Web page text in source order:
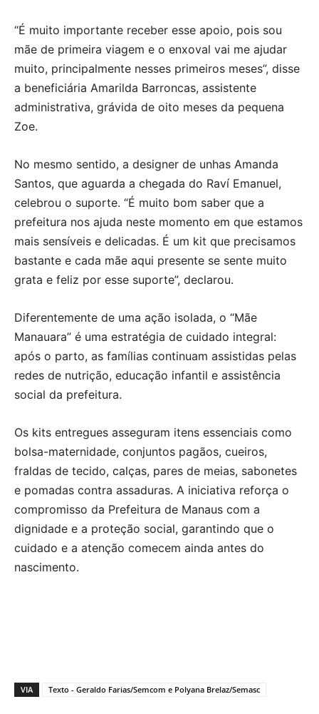
“É muito importante receber esse apoio, pois sou
mãe de primeira viagem e o enxoval vai me ajudar
muito, principalmente nesses primeiros meses”, disse
a beneficiária Amarilda Barroncas, assistente
administrativa, grávida de oito meses da pequena
Zoe.
No mesmo sentido, a designer de unhas Amanda
Santos, que aguarda a chegada do Raví Emanuel,
celebrou o suporte. “É muito bom saber que a
prefeitura nos ajuda neste momento em que estamos
mais sensíveis e delicadas. É um kit que precisamos
bastante e cada mãe aqui presente se sente muito
grata e feliz por esse suporte”, declarou.
Diferentemente de uma ação isolada, o “Mãe
Manauara” é uma estratégia de cuidado integral:
após o parto, as famílias continuam assistidas pelas
redes de nutrição, educação infantil e assistência
social da prefeitura.
Os kits entregues asseguram itens essenciais como
bolsa-maternidade, conjuntos pagãos, cueiros,
fraldas de tecido, calças, pares de meias, sabonetes
e pomadas contra assaduras. A iniciativa reforça o
compromisso da Prefeitura de Manaus com a
dignidade e a proteção social, garantindo que o
cuidado e a atenção comecem ainda antes do
nascimento.
VIA Texto - Geraldo Farias/Semcom e Polyana Brelaz/Semasc